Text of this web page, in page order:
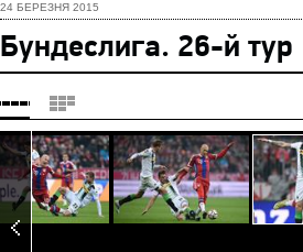
24 БЕРЕЗНЯ 2015
Бундеслига. 26-й тур